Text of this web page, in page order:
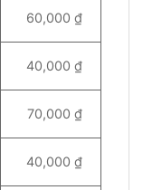
60,000 ₫
40,000 ₫
70,000 ₫
40,000 ₫